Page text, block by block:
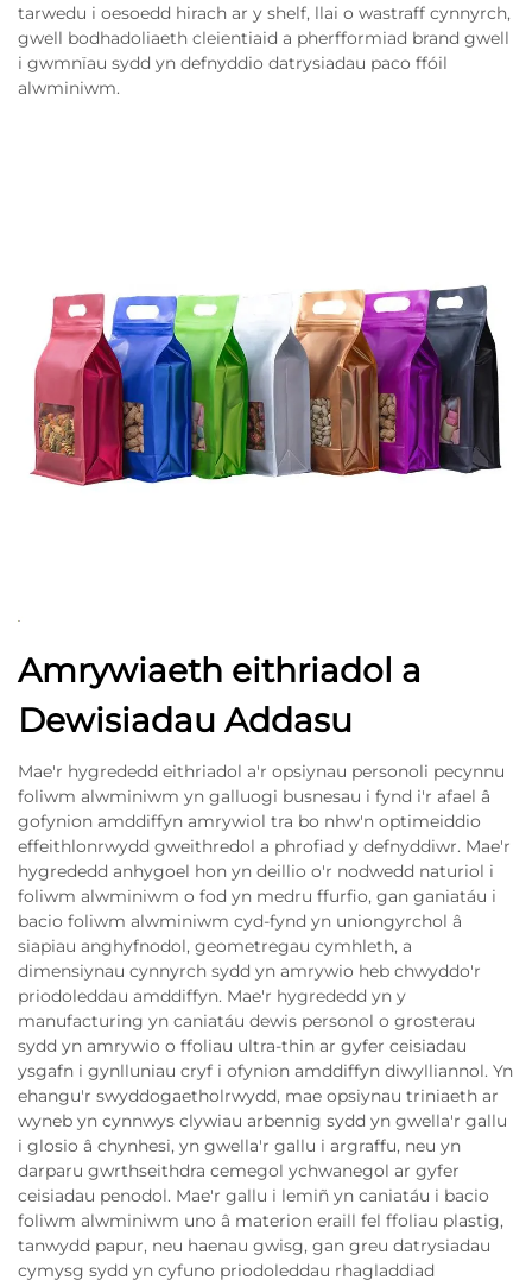
tarwedu i oesoedd hirach ar y shelf, llai o wastraff cynnyrch,
gwell bodhadoliaeth cleientiaid a pherfformiad brand gwell
i gwmnïau sydd yn defnyddio datrysiadau paco ffóil
alwminiwm.
Amrywiaeth eithriadol a
Dewisiadau Addasu
Mae'r hygrededd eithriadol a'r opsiynau personoli pecynnu
foliwm alwminiwm yn galluogi busnesau i fynd i'r afael â
gofynion amddiffyn amrywiol tra bo nhw'n optimeiddio
effeithlonrwydd gweithredol a phrofiad y defnyddiwr. Mae'r
hygrededd anhygoel hon yn deillio o'r nodwedd naturiol i
foliwm alwminiwm o fod yn medru ffurfio, gan ganiatáu i
bacio foliwm alwminiwm cyd-fynd yn uniongyrchol â
siapiau anghyfnodol, geometregau cymhleth, a
dimensiynau cynnyrch sydd yn amrywio heb chwyddo'r
priodoleddau amddiffyn. Mae'r hygrededd yn y
manufacturing yn caniatáu dewis personol o grosterau
sydd yn amrywio o ffoliau ultra-thin ar gyfer ceisiadau
ysgafn i gynlluniau cryf i ofynion amddiffyn diwylliannol. Yn
ehangu'r swyddogaetholrwydd, mae opsiynau triniaeth ar
wyneb yn cynnwys clywiau arbennig sydd yn gwella'r gallu
i glosio â chynhesi, yn gwella'r gallu i argraffu, neu yn
darparu gwrthseithdra cemegol ychwanegol ar gyfer
ceisiadau penodol. Mae'r gallu i lemiñ yn caniatáu i bacio
foliwm alwminiwm uno â materion eraill fel ffoliau plastig,
tanwydd papur, neu haenau gwisg, gan greu datrysiadau
cymysg sydd yn cyfuno priodoleddau rhagladdiad